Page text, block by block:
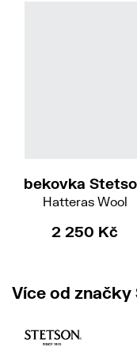
bekovka
Hatteras Wool
2 250 Kč
Více od značky